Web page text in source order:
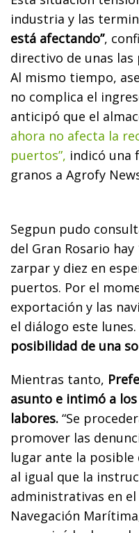
industria y las
está afectando”,
directivo de unas
Al mismo tiempo,
no complica el
anticipó que el
ahora no afecta la
puertos”, indicó una
granos a Agrofy
Segpun pudo
del Gran Rosario
zarpar y diez en
puertos. Por el
exportación y las
el diálogo este lunes.
posibilidad de una
Mientras tanto,
asunto e intimó a
labores. “Se
promover las
lugar ante la
al igual que la
administrativas en
Navegación